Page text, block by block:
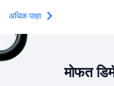
अधिक पाहा
मोफत